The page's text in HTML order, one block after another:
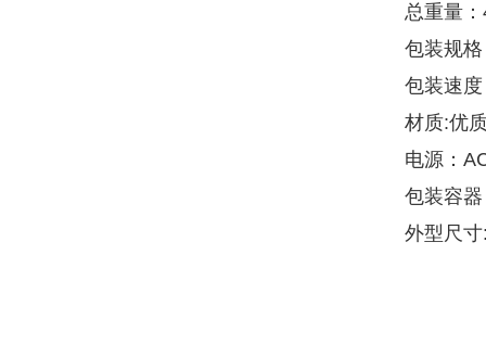
总重量
包装规
包装速
材质:优
电源：
包装容
外型尺